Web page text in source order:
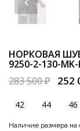
НОРКОВАЯ
9250-2-130-MK-
283 500 ₽
252
42 44 46
Наличие размера на